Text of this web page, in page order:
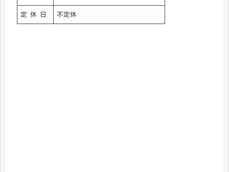
定 休 日 不定休